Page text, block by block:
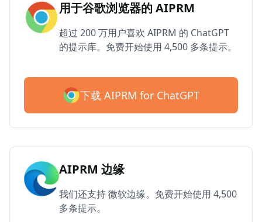
用于谷歌浏览器的 AIPRM
超过 200 万用户喜欢 AIPRM 的 ChatGPT
的提示库。免费开始使用 4,500 多条提示。
下载 AIPRM for ChatGPT
AIPRM 边缘
我们还支持 微软边缘。免费开始使用 4,500
多条提示。